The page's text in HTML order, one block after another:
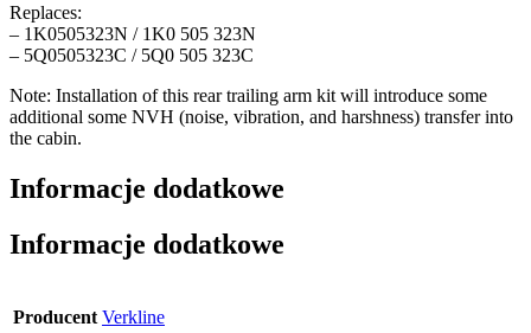
Replaces:
– 1K0505323N / 1K0 505 323N
– 5Q0505323C / 5Q0 505 323C
Note: Installation of this rear trailing arm kit will introduce some
additional some NVH (noise, vibration, and harshness) transfer into
the cabin.
Informacje dodatkowe
Informacje dodatkowe
Producent Verkline